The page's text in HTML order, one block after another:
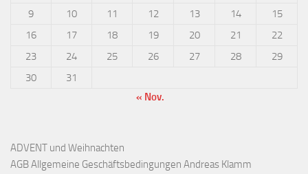
9
10 11 12 13 14
15
16
17 18 19 20 21
22
23
24 25 26 27 28
29
30
31
« Nov.
ADVENT und Weihnachten
AGB Allgemeine Geschäftsbedingungen Andreas Klamm